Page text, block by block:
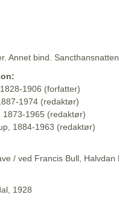
Annet bind.
1906 (forfatter)
1974 (redaktør)
1873-1965 (redaktør)
1884-1963 (redaktør)
/ ved Francis Bull, Halvdan
1928